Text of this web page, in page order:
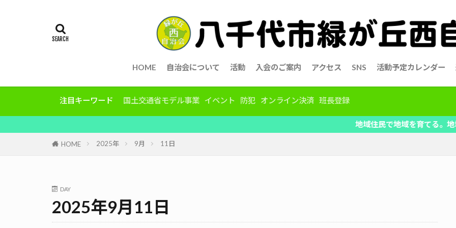
HOME 自治会について 活動 入会のご案内 アクセス SNS 活動予定カレンダー
注目キーワード 国土交通省モデル事業 イベント 防犯 オンライン決済 班長登録
地域住民で地域を育てる。地域の情報
HOME 2025年 9月 11日
DAY
2025年9月11日